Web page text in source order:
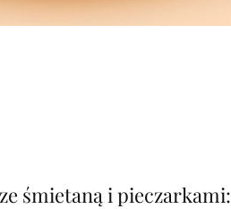
śmietaną i pieczarkami: